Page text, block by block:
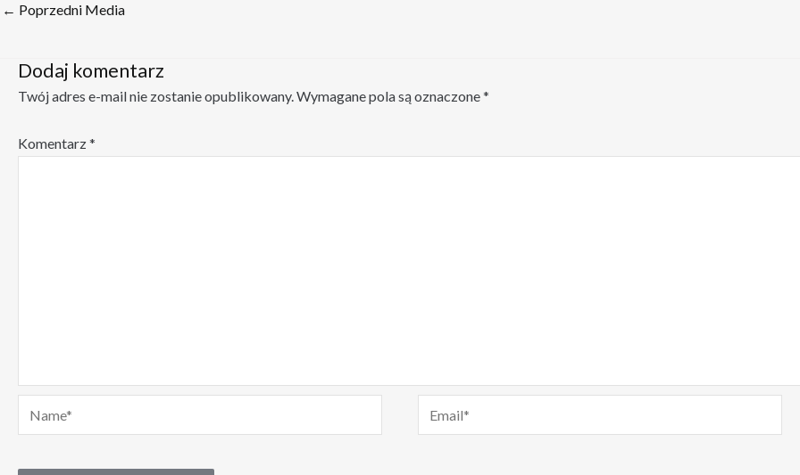
← Poprzedni Media
Dodaj komentarz
Twój adres e-mail nie zostanie opublikowany.Wymagane pola są oznaczone*
Komentarz*
Name* Email*